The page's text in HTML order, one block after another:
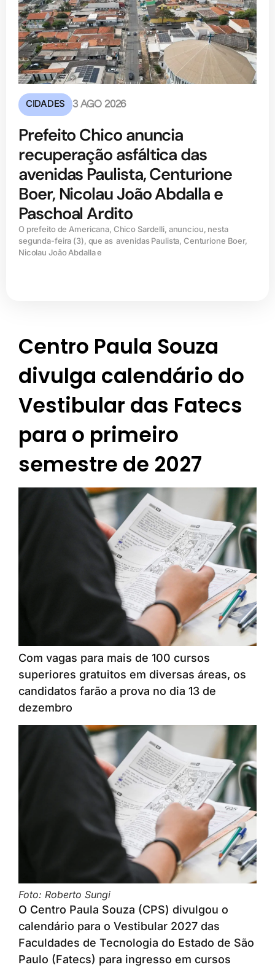
CIDADES 3 AGO 2026
Prefeito Chico anuncia
recuperação asfáltica das
avenidas Paulista, Centurione
Boer, Nicolau João Abdalla e
Paschoal Ardito
O prefeito de Americana, Chico Sardelli, anunciou, nesta
segunda-feira (3), que as avenidas Paulista, Centurione Boer,
Nicolau João Abdalla e
Centro Paula Souza
divulga calendário do
Vestibular das Fatecs
para o primeiro
semestre de 2027
Com vagas para mais de 100 cursos
superiores gratuitos em diversas áreas, os
candidatos farão a prova no dia 13 de
dezembro
Foto: Roberto Sungi
O Centro Paula Souza (CPS) divulgou o
calendário para o Vestibular 2027 das
Faculdades de Tecnologia do Estado de São
Paulo (Fatecs) para ingresso em cursos